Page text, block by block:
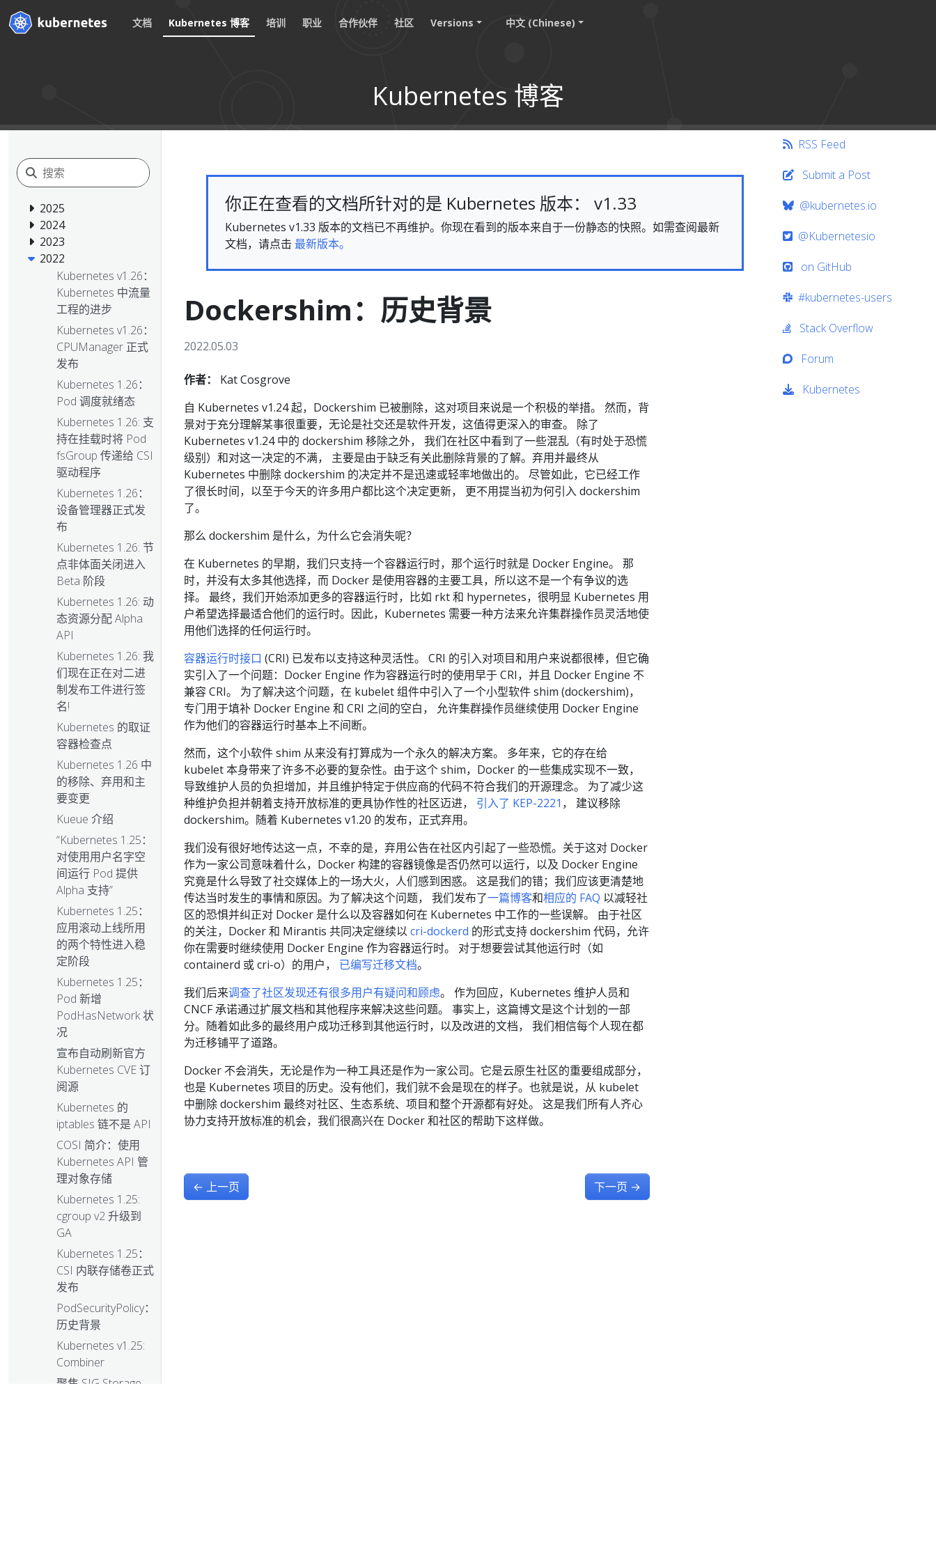
文档 Kubernetes 博客 培训 职业 合作伙伴 社区 Versions 中文 (Chinese)
Kubernetes 博客
2025
2024
2023
2022
Kubernetes v1.26：
Kubernetes 中流量
工程的进步
Kubernetes v1.26：
CPUManager 正式
发布
Kubernetes 1.26：
Pod 调度就绪态
Kubernetes 1.26: 支
持在挂载时将 Pod
fsGroup 传递给 CSI
驱动程序
Kubernetes 1.26：
设备管理器正式发
布
Kubernetes 1.26: 节
点非体面关闭进入
Beta 阶段
Kubernetes 1.26: 动
态资源分配 Alpha
API
Kubernetes 1.26: 我
们现在正在对二进
制发布工件进行签
名!
Kubernetes 的取证
容器检查点
Kubernetes 1.26 中
的移除、弃用和主
要变更
Kueue 介绍
“Kubernetes 1.25：
对使用用户名字空
间运行 Pod 提供
Alpha 支持”
Kubernetes 1.25：
应用滚动上线所用
的两个特性进入稳
定阶段
Kubernetes 1.25：
Pod 新增
PodHasNetwork 状
况
宣布自动刷新官方
Kubernetes CVE 订
阅源
Kubernetes 的
iptables 链不是 API
COSI 简介：使用
Kubernetes API 管
理对象存储
Kubernetes 1.25:
cgroup v2 升级到
GA
Kubernetes 1.25：
CSI 内联存储卷正式
发布
PodSecurityPolicy：
历史背景
Kubernetes v1.25:
Combiner
聚焦 SIG Storage
你正在查看的文档所针对的是 Kubernetes 版本： v1.33
Kubernetes v1.33 版本的文档已不再维护。你现在看到的版本来自于一份静态的快照。如需查阅最新
文档，请点击 最新版本。
Dockershim：历史背景
2022.05.03
作者：
Kat Cosgrove
自 Kubernetes v1.24 起，Dockershim 已被删除，这对项目来说是一个积极的举措。 然而，背
景对于充分理解某事很重要，无论是社交还是软件开发，这值得更深入的审查。 除了
Kubernetes v1.24 中的 dockershim 移除之外， 我们在社区中看到了一些混乱（有时处于恐慌
级别）和对这一决定的不满， 主要是由于缺乏有关此删除背景的了解。弃用并最终从
Kubernetes 中删除 dockershim 的决定并不是迅速或轻率地做出的。 尽管如此，它已经工作
了很长时间，以至于今天的许多用户都比这个决定更新， 更不用提当初为何引入 dockershim
了。
那么 dockershim 是什么，为什么它会消失呢？
在 Kubernetes 的早期，我们只支持一个容器运行时，那个运行时就是 Docker Engine。 那
时，并没有太多其他选择，而 Docker 是使用容器的主要工具，所以这不是一个有争议的选
择。 最终，我们开始添加更多的容器运行时，比如 rkt 和 hypernetes，很明显 Kubernetes 用
户希望选择最适合他们的运行时。因此，Kubernetes 需要一种方法来允许集群操作员灵活地使
用他们选择的任何运行时。
容器运行时接口 (CRI) 已发布以支持这种灵活性。 CRI 的引入对项目和用户来说都很棒，但它确
实引入了一个问题：Docker Engine 作为容器运行时的使用早于 CRI，并且 Docker Engine 不
兼容 CRI。 为了解决这个问题，在 kubelet 组件中引入了一个小型软件 shim (dockershim)，
专门用于填补 Docker Engine 和 CRI 之间的空白， 允许集群操作员继续使用 Docker Engine
作为他们的容器运行时基本上不间断。
然而，这个小软件 shim 从来没有打算成为一个永久的解决方案。 多年来，它的存在给
kubelet 本身带来了许多不必要的复杂性。由于这个 shim，Docker 的一些集成实现不一致，
导致维护人员的负担增加，并且维护特定于供应商的代码不符合我们的开源理念。 为了减少这
种维护负担并朝着支持开放标准的更具协作性的社区迈进， 引入了 KEP-2221 ， 建议移除
dockershim。随着 Kubernetes v1.20 的发布，正式弃用。
我们没有很好地传达这一点，不幸的是，弃用公告在社区内引起了一些恐慌。关于这对 Docker
作为一家公司意味着什么，Docker 构建的容器镜像是否仍然可以运行，以及 Docker Engine
究竟是什么导致了社交媒体上的一场大火，人们感到困惑。 这是我们的错；我们应该更清楚地
传达当时发生的事情和原因。为了解决这个问题， 我们发布了一篇博客和相应的 FAQ 以减轻社
区的恐惧并纠正对 Docker 是什么以及容器如何在 Kubernetes 中工作的一些误解。 由于社区
的关注，Docker 和 Mirantis 共同决定继续以 cri-dockerd 的形式支持 dockershim 代码，允许
你在需要时继续使用 Docker Engine 作为容器运行时。 对于想要尝试其他运行时（如
containerd 或 cri-o）的用户， 已编写迁移文档。
我们后来调查了社区发现还有很多用户有疑问和顾虑。 作为回应，Kubernetes 维护人员和
CNCF 承诺通过扩展文档和其他程序来解决这些问题。 事实上，这篇博文是这个计划的一部
分。随着如此多的最终用户成功迁移到其他运行时，以及改进的文档， 我们相信每个人现在都
为迁移铺平了道路。
Docker 不会消失，无论是作为一种工具还是作为一家公司。它是云原生社区的重要组成部分，
也是 Kubernetes 项目的历史。没有他们，我们就不会是现在的样子。也就是说，从 kubelet
中删除 dockershim 最终对社区、生态系统、项目和整个开源都有好处。 这是我们所有人齐心
协力支持开放标准的机会，我们很高兴在 Docker 和社区的帮助下这样做。
← 上一页 下一页 →
RSS Feed
Submit a Post
@kubernetes.io
@Kubernetesio
on GitHub
#kubernetes-users
Stack Overflow
Forum
Kubernetes